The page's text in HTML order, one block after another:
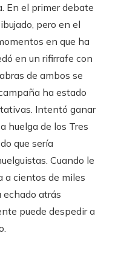
En el primer debate
pero en el
en que ha
en un rifirrafe con
de ambos se
ha estado
Intentó ganar
huelga de los Tres
que sería
Cuando le
a cientos de miles
echado atrás
puede despedir a